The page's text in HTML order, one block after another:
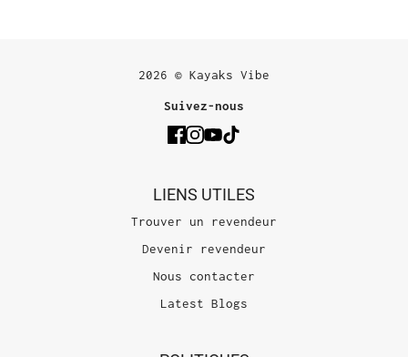
2026 © Kayaks Vibe
Suivez-nous
LIENS UTILES
Trouver un revendeur
Devenir revendeur
Nous contacter
Latest Blogs